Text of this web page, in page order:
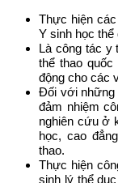
Thực hiện
Y sinh học thể
Là công tác y
thể thao
động cho các
Đối với những
đảm nhiệm
nghiên cứu ở
học, cao
thao.
Thực hiện
sinh lý thể